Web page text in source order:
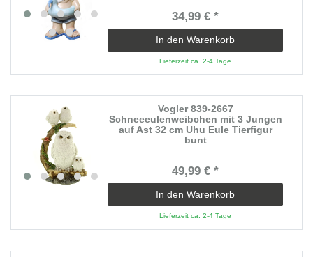
34,99 € *
In den Warenkorb
Lieferzeit ca. 2-4 Tage
Vogler 839-2667
Schneeeulenweibchen mit 3 Jungen
auf Ast 32 cm Uhu Eule Tierfigur
bunt
49,99 € *
In den Warenkorb
Lieferzeit ca. 2-4 Tage